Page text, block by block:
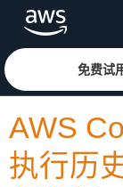
跳至主要内容
免费试
AWS
执行历